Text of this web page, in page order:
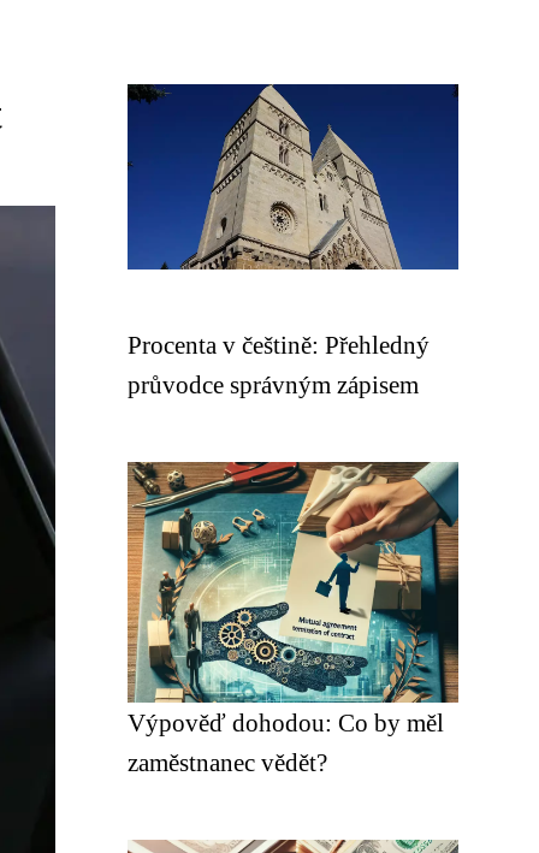
Procenta v češtině: Přehledný
průvodce správným zápisem
Výpověď dohodou: Co by měl
zaměstnanec vědět?